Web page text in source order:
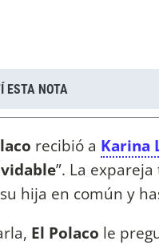
ESTA NOTA
recibió a Karina
”. La
hija en común y
El Polaco le